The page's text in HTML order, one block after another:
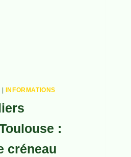
| INFORMATIONS
:
créneau